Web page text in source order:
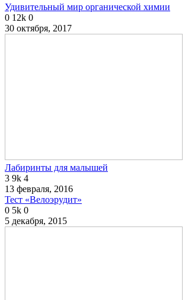
Удивительный мир органической химии
0 12k 0
30 октября, 2017
Лабиринты для малышей
3 9k 4
13 февраля, 2016
Тест «Велоэрудит»
0 5k 0
5 декабря, 2015